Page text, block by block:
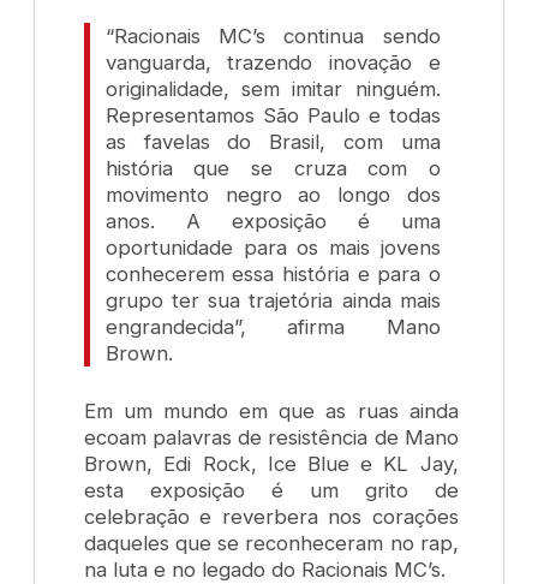
“Racionais MC’s continua sendo
vanguarda, trazendo inovação e
originalidade, sem imitar ninguém.
Representamos São Paulo e todas
as favelas do Brasil, com uma
história que se cruza com o
movimento negro ao longo dos
anos. A exposição é uma
oportunidade para os mais jovens
conhecerem essa história e para o
grupo ter sua trajetória ainda mais
engrandecida”, afirma Mano
Brown.
Em um mundo em que as ruas ainda
ecoam palavras de resistência de Mano
Brown, Edi Rock, Ice Blue e KL Jay,
esta exposição é um grito de
celebração e reverbera nos corações
daqueles que se reconheceram no rap,
na luta e no legado do Racionais MC’s.